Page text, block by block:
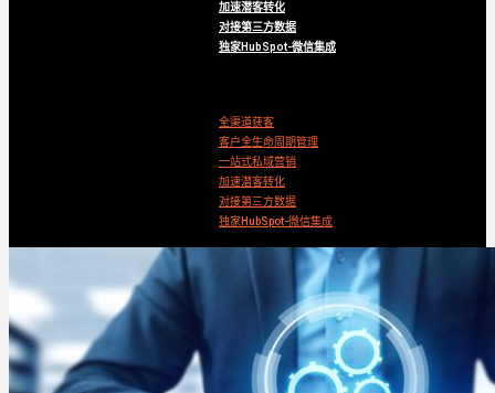
加速潜客转化
对接第三方数据
独家HubSpot-微信集成
全渠道获客
客户全生命周期管理
一站式私域营销
加速潜客转化
对接第三方数据
独家HubSpot-微信集成
Search